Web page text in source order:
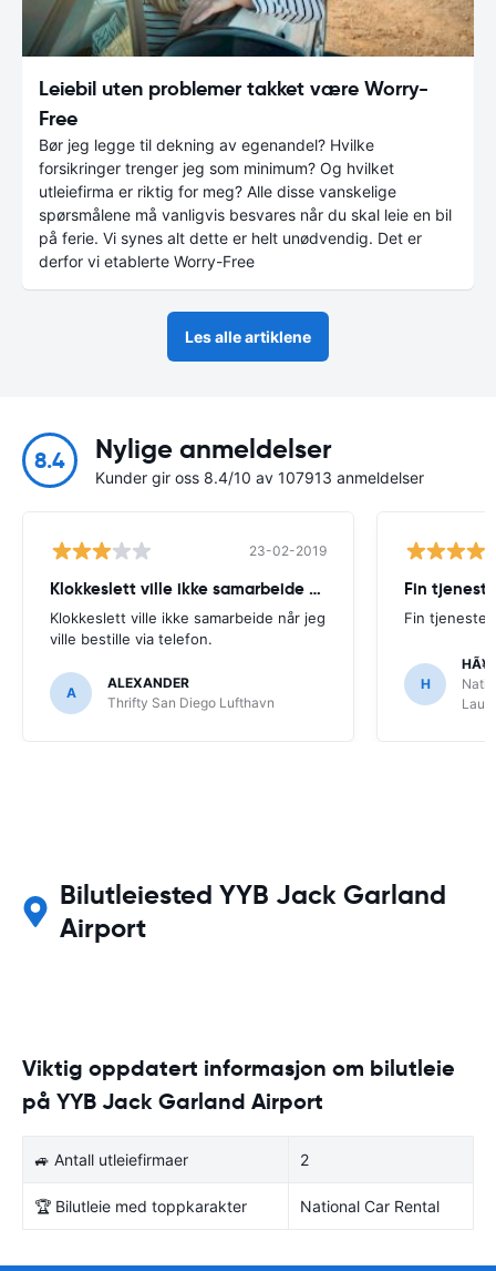
Leiebil uten problemer takket være Worry-
Free
Bør jeg legge til dekning av egenandel? Hvilke
forsikringer trenger jeg som minimum? Og hvilket
utleiefirma er riktig for meg? Alle disse vanskelige
spørsmålene må vanligvis besvares når du skal leie en bil
på ferie. Vi synes alt dette er helt unødvendig. Det er
derfor vi etablerte Worry-Free
Les alle artiklene
8.4 Nylige anmeldelser
Kunder gir oss 8.4/10 av 107913 anmeldelser
23-02-2019
Klokkeslett ville ikke samarbeide når
Klokkeslett ville ikke samarbeide når jeg
ville bestille via telefon.
A
ALEXANDER
Thrifty San Diego Lufthavn
Fin
Fin tjeneste
H
Bilutleiested YYB Jack Garland
Airport
Viktig oppdatert informasjon om bilutleie
på YYB Jack Garland Airport
🚙 Antall utleiefirmaer 2
🏆 Bilutleie med toppkarakter National Car Rental